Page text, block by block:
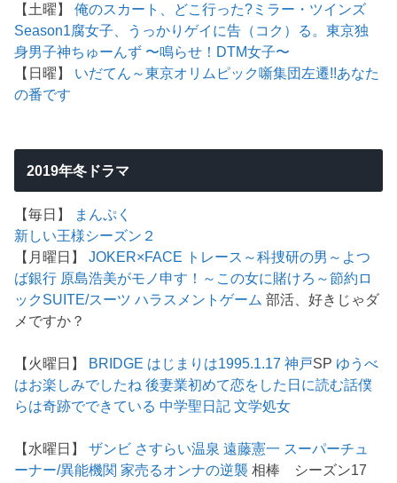
【土曜】俺のスカート、どこ行った? ミラー・ツインズ
Season1腐女子、うっかりゲイに告（コク）る。東京独
身男子神ちゅーんず 〜鳴らせ！DTM女子〜
【日曜】 いだてん～東京オリムピック噺集団左遷!!あなた
の番です
2019年冬ドラマ
【毎日】
まんぷく
新しい王様シーズン２
【月曜日】JOKER×FACE トレース～科捜研の男～ よつ
ば銀行 原島浩美がモノ申す！～この女に賭けろ～節約ロ
ック SUITE/スーツ ハラスメントゲーム 部活、好きじゃダ
メですか？
【火曜日】 BRIDGE はじまりは1995.1.17 神戸SP ゆうべ
はお楽しみでしたね 後妻業初めて恋をした日に読む話僕
らは奇跡でできている 中学聖日記 文学処女
【水曜日】ザンビ さすらい温泉 遠藤憲一 スーパーチュ
ーナー/異能機関 家売るオンナの逆襲 相棒 シーズン17